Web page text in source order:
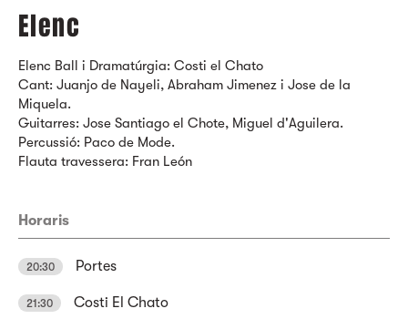
Elenc
Elenc Ball i Dramatúrgia: Costi el Chato
Cant: Juanjo de Nayeli, Abraham Jimenez i Jose de la
Miquela.
Guitarres: Jose Santiago el Chote, Miguel d'Aguilera.
Percussió: Paco de Mode.
Flauta travessera: Fran León
Horaris
20:30 Portes
21:30 Costi El Chato